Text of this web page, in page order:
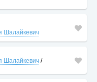
Шалайкевич
Шалайкевич /